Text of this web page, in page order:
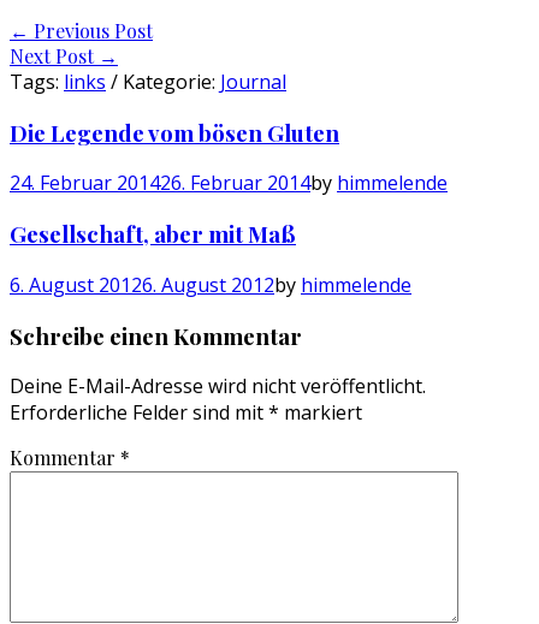
Post
navigation
← Previous Post
Next Post →
Tags: links / Kategorie: Journal
Die Legende vom bösen Gluten
24. Februar 201426. Februar 2014by himmelende
Gesellschaft, aber mit Maß
6. August 20126. August 2012by himmelende
Schreibe einen Kommentar
Deine E-Mail-Adresse wird nicht veröffentlicht.
Erforderliche Felder sind mit* markiert
Kommentar *